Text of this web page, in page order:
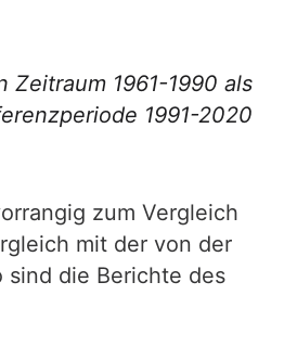
Zeitraum 1961-1990 als
1991-2020
zum Vergleich
mit der von der
sind die Berichte des